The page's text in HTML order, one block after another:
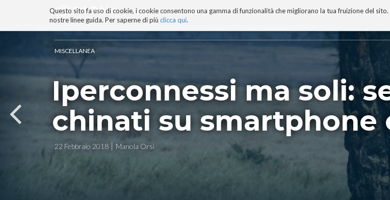
Questo sito fa uso di cookie, i cookie consentono una gamma di funzionalità che migliorano la tua fruizione del
nostre linee guida. Per saperne di più clicca qui.
BLOG TECNOCONSAPEVOLEZZA TECNOBIBLIOGRAFIA I MIEI LIBRI PROGETTO
ai
contenuti.
|
alla
navigazione
MISCELLANEA
Iperconnessi ma soli:
chinati su smartphone
22 Febbraio 2018 Manola Orsi